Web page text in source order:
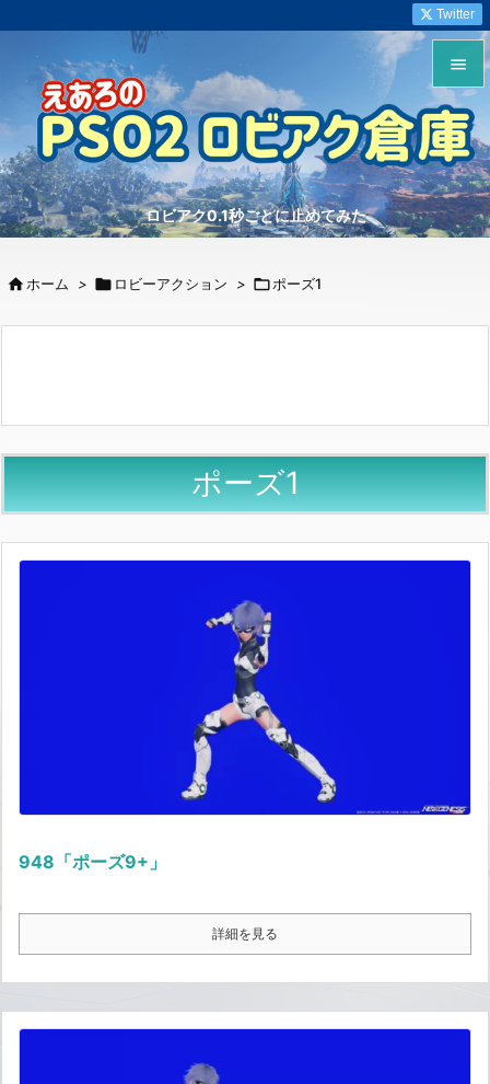
ロビアク0.1秒ごとに止めてみた


メニュ

サイド


Twitter
ホーム >  ロビーアクション > ポーズ1
ポーズ1
948「ポーズ9+」
詳細を見る